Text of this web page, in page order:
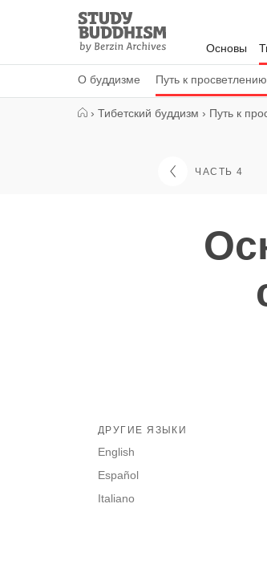
Study
Buddhism
Home
Основы
О буддизме Путь к просветлению
› Тибетский буддизм › Путь к
ЧАСТЬ 4
ДРУГИЕ ЯЗЫКИ
English
Español
Italiano